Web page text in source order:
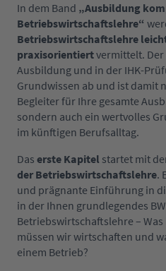
In dem Band „Ausbildung
Betriebswirtschaftslehre“
Betriebswirtschaftslehre
praxisorientiertvermittelt. Der
Ausbildung und in der IHK-
Grundwissen ab und ist damit
Begleiter für Ihre gesamte
sondern auch ein wertvolles
im künftigen Berufsalltag.
Das erste Kapitel startet mit
der Betriebswirtschaftslehre.
und prägnante Einführung in
in der Ihnen grundlegendes
Betriebswirtschaftslehre –
müssen wir wirtschaften und
einem Betrieb?